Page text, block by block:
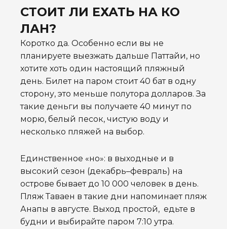
СТОИТ ЛИ ЕХАТЬ НА КО
ЛАН?
Коротко да. Особенно если вы не
планируете выезжать дальше Паттайи, но
хотите хоть один настоящий пляжный
день. Билет на паром стоит 40 бат в одну
сторону, это меньше полутора долларов. За
такие деньги вы получаете 40 минут по
морю, белый песок, чистую воду и
несколько пляжей на выбор.
Единственное «но»: в выходные и в
высокий сезон (декабрь–февраль) на
острове бывает до 10 000 человек в день.
Пляж Таваен в такие дни напоминает пляж
Анапы в августе. Выход простой, едьте в
будни и выбирайте паром 7:10 утра.